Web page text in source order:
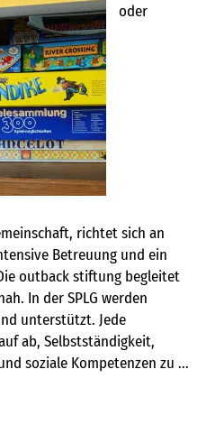
oder
richtet sich an
Betreuung und ein
outback stiftung begleitet
In der SPLG werden
unterstützt. Jede
ab, Selbstständigkeit,
soziale Kompetenzen zu ...